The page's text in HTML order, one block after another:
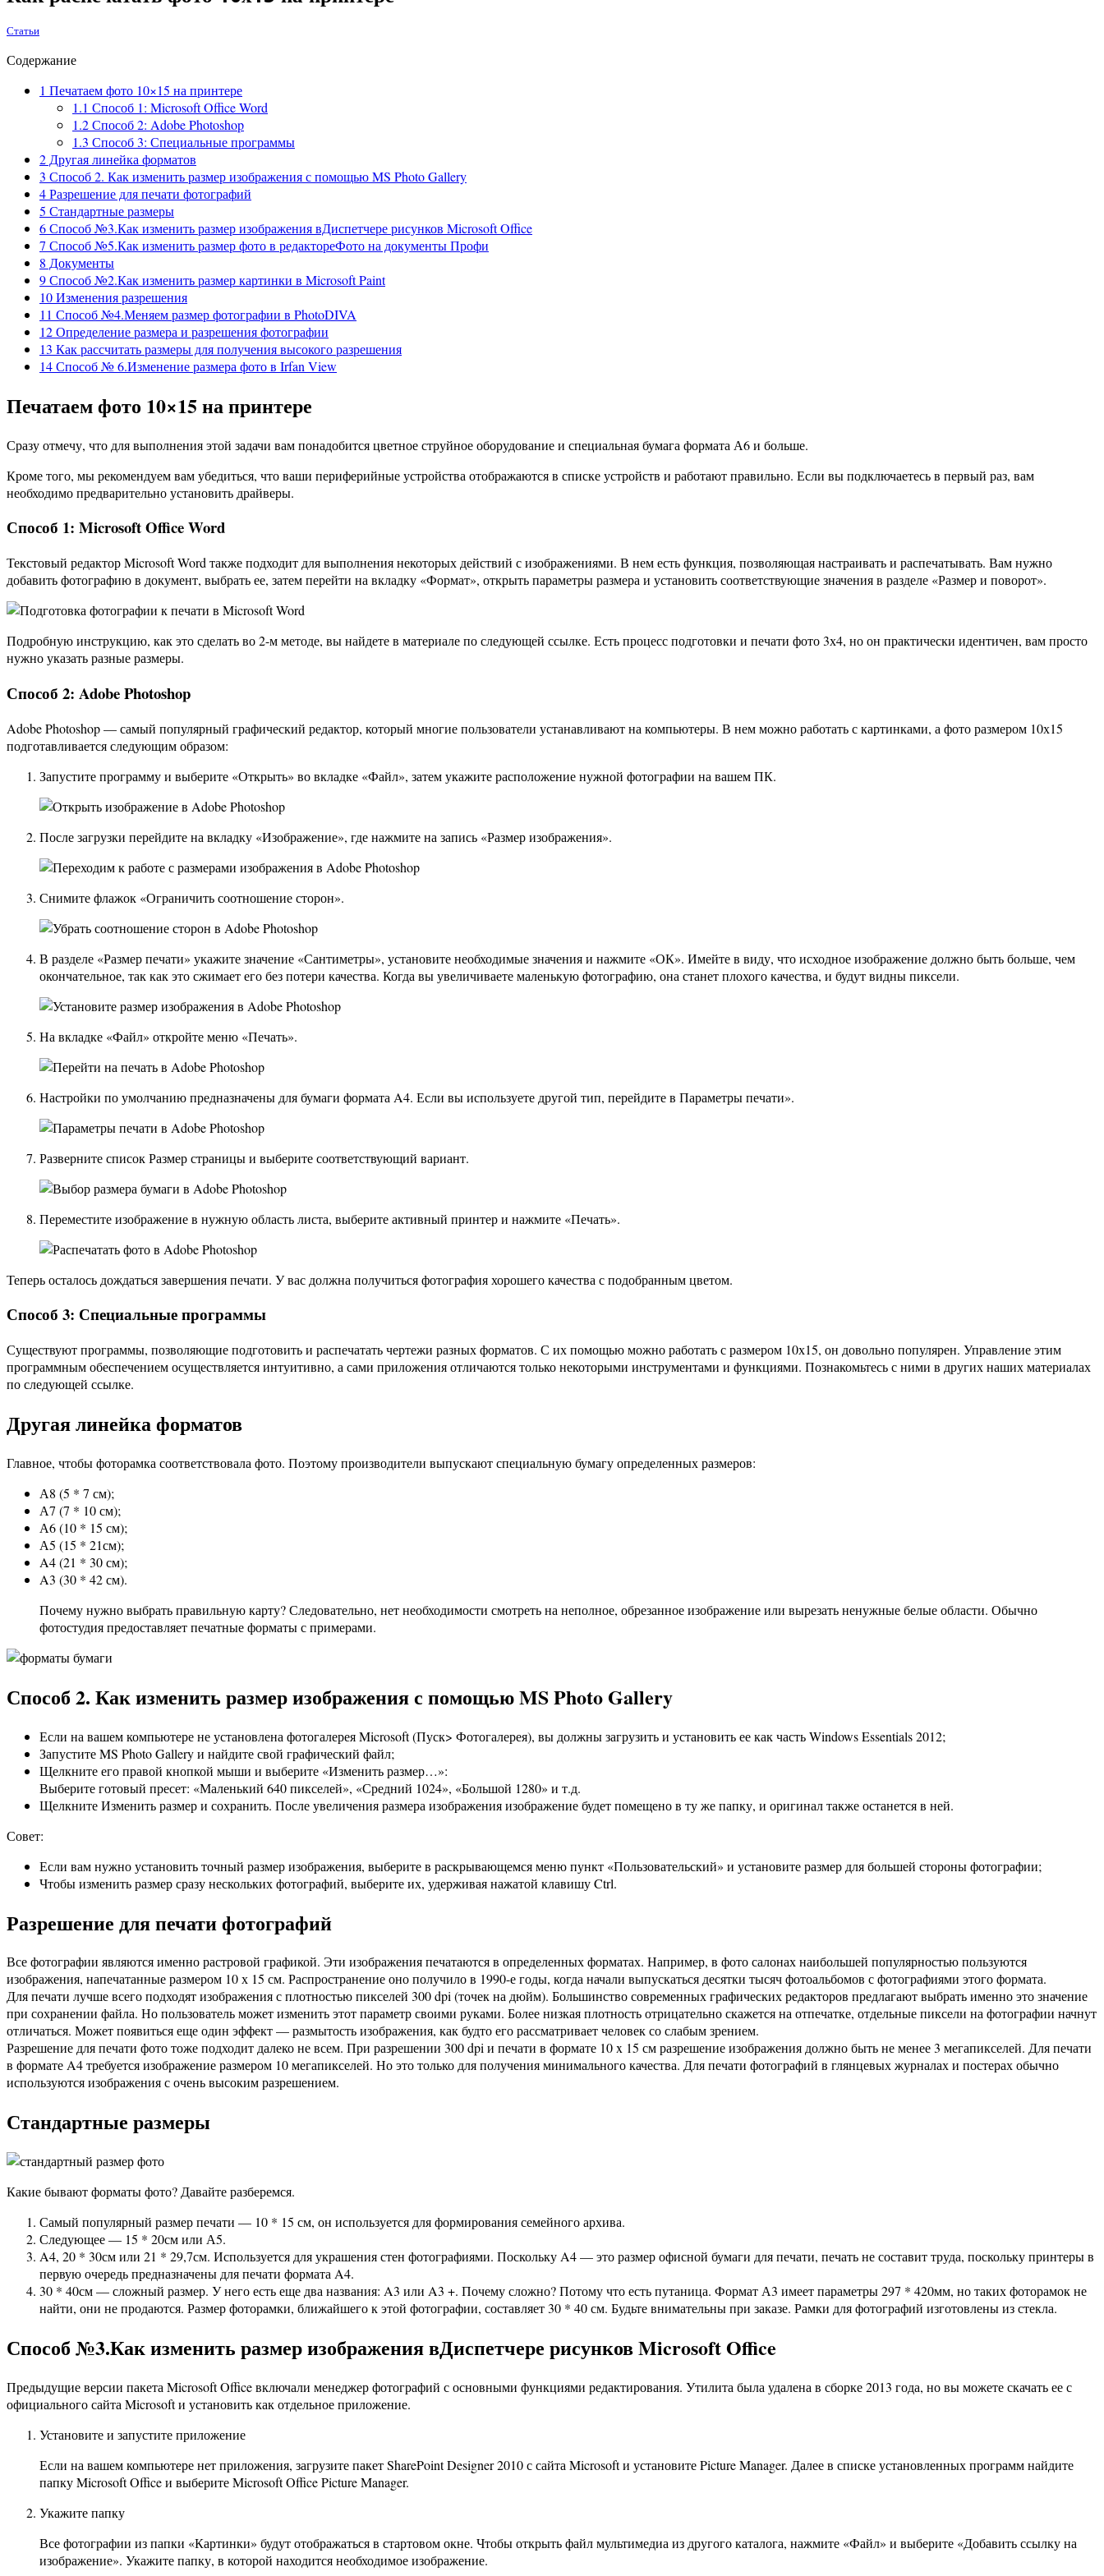
Статьи
Содержание
1 Печатаем фото 10×15 на принтере
1.1 Способ 1: Microsoft Office Word
1.2Способ 2: Adobe Photoshop
1.3 Способ 3: Специальные программы
2 Другая линейка форматов
3 Способ 2. Как изменить размер изображения с помощью MS Photo Gallery
4Разрешение для печати фотографий
5 Стандартные размеры
6Способ №3.Как изменить размер изображения вДиспетчере рисунков Microsoft Office
7 Способ №5.Как изменить размер фото в редактореФото на документы Профи
8 Документы
9Способ №2.Как изменить размер картинки в Microsoft Paint
10Изменения разрешения
11 Способ №4.Меняем размер фотографии в PhotoDIVA
12Определение размера и разрешения фотографии
13 Как рассчитать размеры для получения высокого разрешения
14Способ № 6.Изменение размера фото в Irfan View
Печатаем фото 10×15 на принтере
Сразу отмечу, что для выполнения этой задачи вам понадобится цветное струйное оборудование и специальная бумага формата А6 и больше.
Кроме того, мы рекомендуем вам убедиться, что ваши периферийные устройства отображаются в списке устройств и работают правильно. Если вы подключаетесь в первый раз, вам
необходимо предварительно установить драйверы.
Способ 1: Microsoft Office Word
Текстовый редактор Microsoft Word также подходит для выполнения некоторых действий с изображениями. В нем есть функция, позволяющая настраивать и распечатывать. Вам нужно
добавить фотографию в документ, выбрать ее, затем перейти на вкладку «Формат», открыть параметры размера и установить соответствующие значения в разделе «Размер и поворот».
Подробную инструкцию, как это сделать во 2-м методе, вы найдете в материале по следующей ссылке. Есть процесс подготовки и печати фото 3х4, но он практически идентичен, вам просто
нужно указать разные размеры.
Способ 2: Adobe Photoshop
Adobe Photoshop — самый популярный графический редактор, который многие пользователи устанавливают на компьютеры. В нем можно работать с картинками, а фото размером 10х15
подготавливается следующим образом:
Запустите программу и выберите «Открыть» во вкладке «Файл», затем укажите расположение нужной фотографии на вашем ПК.
После загрузки перейдите на вкладку «Изображение», где нажмите на запись «Размер изображения».
Снимите флажок «Ограничить соотношение сторон».
В разделе «Размер печати» укажите значение «Сантиметры», установите необходимые значения и нажмите «ОК». Имейте в виду, что исходное изображение должно быть больше, чем
окончательное, так как это сжимает его без потери качества. Когда вы увеличиваете маленькую фотографию, она станет плохого качества, и будут видны пиксели.
На вкладке «Файл» откройте меню «Печать».
Настройки по умолчанию предназначены для бумаги формата A4. Если вы используете другой тип, перейдите в Параметры печати».
Разверните список Размер страницы и выберите соответствующий вариант.
Переместите изображение в нужную область листа, выберите активный принтер и нажмите «Печать».
Теперь осталось дождаться завершения печати. У вас должна получиться фотография хорошего качества с подобранным цветом.
Способ 3: Специальные программы
Существуют программы, позволяющие подготовить и распечатать чертежи разных форматов. С их помощью можно работать с размером 10х15, он довольно популярен. Управление этим
программным обеспечением осуществляется интуитивно, а сами приложения отличаются только некоторыми инструментами и функциями. Познакомьтесь с ними в других наших материалах
по следующей ссылке.
Другая линейка форматов
Главное, чтобы фоторамка соответствовала фото. Поэтому производители выпускают специальную бумагу определенных размеров:
А8 (5 * 7 см);
А7 (7 * 10 см);
А6 (10 * 15 см);
А5 (15 * 21см);
A4 (21 * 30 см);
A3 (30 * 42 см).
Почему нужно выбрать правильную карту? Следовательно, нет необходимости смотреть на неполное, обрезанное изображение или вырезать ненужные белые области. Обычно
фотостудия предоставляет печатные форматы с примерами.
Способ 2. Как изменить размер изображения с помощью MS Photo Gallery
Если на вашем компьютере не установлена ​​фотогалерея Microsoft (Пуск> Фотогалерея), вы должны загрузить и установить ее как часть Windows Essentials 2012;
Запустите MS Photo Gallery и найдите свой графический файл;
Щелкните его правой кнопкой мыши и выберите «Изменить размер…»:
Выберите готовый пресет: «Маленький 640 пикселей», «Средний 1024», «Большой 1280» и т.д.
Щелкните Изменить размер и сохранить. После увеличения размера изображения изображение будет помещено в ту же папку, и оригинал также останется в ней.
Совет:
Если вам нужно установить точный размер изображения, выберите в раскрывающемся меню пункт «Пользовательский» и установите размер для большей стороны фотографии;
Чтобы изменить размер сразу нескольких фотографий, выберите их, удерживая нажатой клавишу Ctrl.
Разрешение для печати фотографий
Все фотографии являются именно растровой графикой. Эти изображения печатаются в определенных форматах. Например, в фото салонах наибольшей популярностью пользуются
изображения, напечатанные размером 10 х 15 см. Распространение оно получило в 1990-е годы, когда начали выпускаться десятки тысяч фотоальбомов с фотографиями этого формата.
Для печати лучше всего подходят изображения с плотностью пикселей 300 dpi (точек на дюйм). Большинство современных графических редакторов предлагают выбрать именно это значение
при сохранении файла. Но пользователь может изменить этот параметр своими руками. Более низкая плотность отрицательно скажется на отпечатке, отдельные пиксели на фотографии начнут
отличаться. Может появиться еще один эффект — размытость изображения, как будто его рассматривает человек со слабым зрением.
Разрешение для печати фото тоже подходит далеко не всем. При разрешении 300 dpi и печати в формате 10 x 15 см разрешение изображения должно быть не менее 3 мегапикселей. Для печати
в формате A4 требуется изображение размером 10 мегапикселей. Но это только для получения минимального качества. Для печати фотографий в глянцевых журналах и постерах обычно
используются изображения с очень высоким разрешением.
Стандартные размеры
Какие бывают форматы фото? Давайте разберемся.
Самый популярный размер печати — 10 * 15 см, он используется для формирования семейного архива.
Следующее — 15 * 20см или А5.
A4, 20 * 30см или 21 * 29,7см. Используется для украшения стен фотографиями. Поскольку A4 — это размер офисной бумаги для печати, печать не составит труда, поскольку принтеры в
первую очередь предназначены для печати формата A4.
30 * 40см — сложный размер. У него есть еще два названия: A3 или A3 +. Почему сложно? Потому что есть путаница. Формат А3 имеет параметры 297 * 420мм, но таких фоторамок не
найти, они не продаются. Размер фоторамки, ближайшего к этой фотографии, составляет 30 * 40 см. Будьте внимательны при заказе. Рамки для фотографий изготовлены из стекла.
Способ №3.Как изменить размер изображения вДиспетчере рисунков Microsoft Office
Предыдущие версии пакета Microsoft Office включали менеджер фотографий с основными функциями редактирования. Утилита была удалена в сборке 2013 года, но вы можете скачать ее с
официального сайта Microsoft и установить как отдельное приложение.
Установите и запустите приложение
Если на вашем компьютере нет приложения, загрузите пакет SharePoint Designer 2010 с сайта Microsoft и установите Picture Manager. Далее в списке установленных программ найдите
папку Microsoft Office и выберите Microsoft Office Picture Manager.
Укажите папку
Все фотографии из папки «Картинки» будут отображаться в стартовом окне. Чтобы открыть файл мультимедиа из другого каталога, нажмите «Файл» и выберите «Добавить ссылку на
изображение». Укажите папку, в которой находится необходимое изображение.